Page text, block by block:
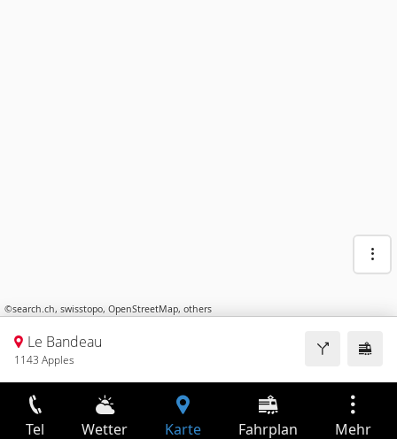
©search.ch, swisstopo, OpenStreetMap, others
Le Bandeau
1143 Apples
Tel Wetter Karte Fahrplan Mehr